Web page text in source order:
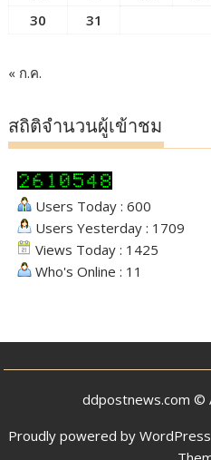
30
31
« ก.ค.
สถิติจำนวนผู้เข้าชม
Users Today : 600
Users Yesterday : 1709
Views Today : 1425
Who's Online : 11
ddpostnews.com ©
Proudly powered by WordPress